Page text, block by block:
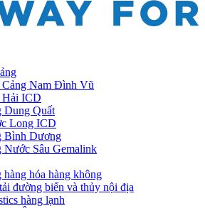
Cảng Nam Đình Vũ
Hải ICD
Dung Quất
Long ICD
Bình Dương
Nước Sâu Gemalink
hàng hóa hàng không
đường biển và thủy nội địa
hàng lạnh